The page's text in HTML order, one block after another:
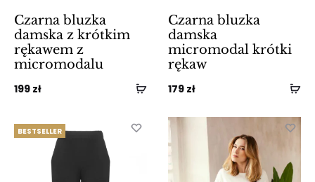
Czarna bluzka
damska z krótkim
rękawem z
micromodalu
199 zł
Czarna bluzka
damska
micromodal krótki
rękaw
179 zł
BESTSELLER